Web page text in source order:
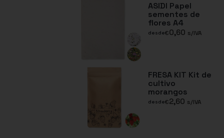
ASIDI Papel
sementes de
flores A4
desde€0,60 s/IVA
FRESA KIT Kit de
cultivo
morangos
desde€2,60 s/IVA